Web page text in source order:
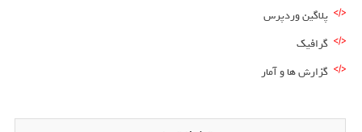
پلاگین وردپرس
گرافیک
گزارش ها و آمار